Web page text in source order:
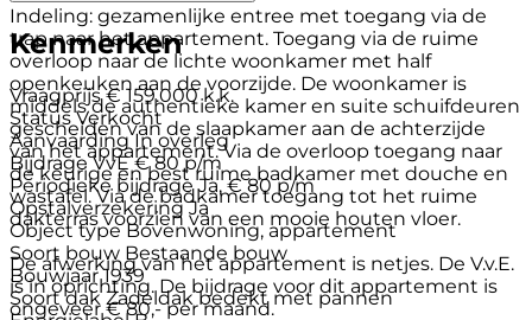
Indeling: gezamenlijke entree met toegang via de
trap naar het appartement. Toegang via de ruime
overloop naar de lichte woonkamer met half
openkeuken aan de voorzijde. De woonkamer is
middels de authentieke kamer en suite schuifdeuren
gescheiden van de slaapkamer aan de achterzijde
van het appartement. Via de overloop toegang naar
de keurige en best ruime badkamer met douche en
wastafel. Via de badkamer toegang tot het ruime
dakterras voorzien van een mooie houten vloer.
De afwerking van het appartement is netjes. De V.v.E.
is in oprichting. De bijdrage voor dit appartement is
ongeveer € 80,- per maand.
Kenmerken
Vraagprijs € 159.000 k.k.
Status Verkocht
Aanvaarding In overleg
Bijdrage VvE € 80 p/m
Periodieke bijdrage Ja, € 80 p/m
Opstalverzekering Ja
Object type Bovenwoning, appartement
Soort bouw Bestaande bouw
Bouwjaar 1939
Soort dak Zadeldak bedekt met pannen